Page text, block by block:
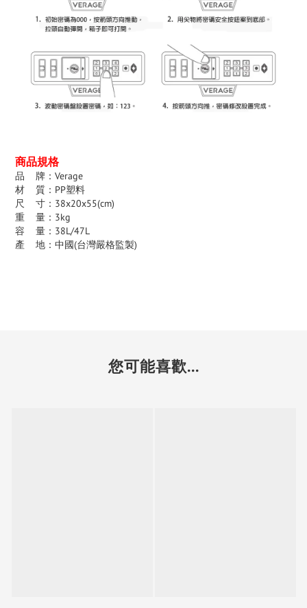
商品規格
品 牌：Verage
材 質：PP塑料
尺 寸：38x20x55(cm)
重 量：3kg
容 量：38L/47L
產 地：中國(台灣嚴格監製)
您可能喜歡...